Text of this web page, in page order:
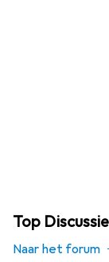
Top
Naar het forum